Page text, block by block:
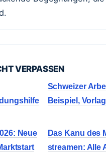
VERPASSEN
Schweizer
Beispiel,
Neue
Das Kanu des
streamen: Alle